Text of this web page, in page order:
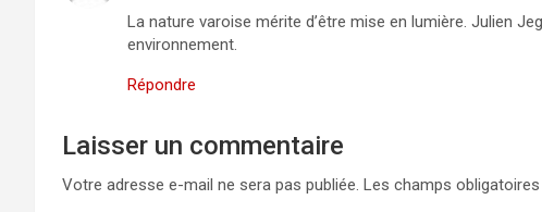
La nature varoise mérite d’être mise en lumière. Julien
environnement.
Répondre
Laisser un commentaire
Votre adresse e-mail ne sera pas publiée. Les champs